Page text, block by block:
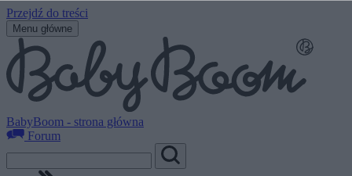
Przejdź do treści
Menu główne
BabyBoom - strona główna
Forum